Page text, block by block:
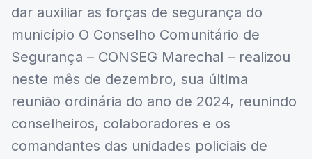
dar auxiliar as forças de segurança do
município O Conselho Comunitário de
Segurança – CONSEG Marechal – realizou
neste mês de dezembro, sua última
reunião ordinária do ano de 2024, reunindo
conselheiros, colaboradores e os
comandantes das unidades policiais de